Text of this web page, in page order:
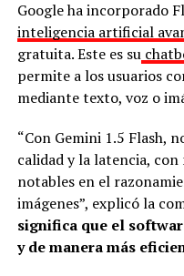
Google ha incorporado
inteligencia artificial
gratuita. Este es su
permite a los usuarios
mediante texto, voz o
“Con Gemini 1.5 Flash,
calidad y la latencia,
notables en el
imágenes”, explicó la
significa que el
y de manera más